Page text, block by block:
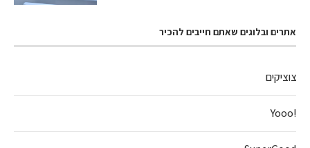
אתרים ובלוגים שאתם חייבים להכיר
צוציקים
!Yooo